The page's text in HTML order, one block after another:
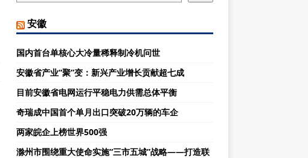
安徽
国内首台单核心大冷量稀释制冷机问世
安徽省产业“聚”变：新兴产业增长贡献超七成
目前安徽省电网运行平稳电力供需总体平衡
奇瑞成中国首个单月出口突破20万辆的车企
两家皖企上榜世界500强
滁州市围绕重大使命实施“三市五城”战略——打造联